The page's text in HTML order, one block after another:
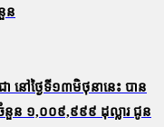
ន
នៅថ្ងៃទី១៣មិថុនានេះ បាន
ចំនួន ១,០០៩,៩៩៩ ដុល្លារ ជូន